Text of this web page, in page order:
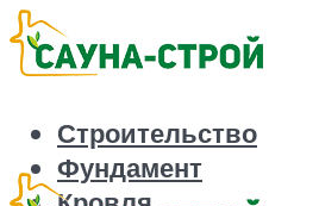
Строительство
Фундамент